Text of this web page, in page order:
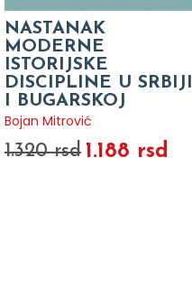
NASTANAK
MODERNE
ISTORIJSKE
DISCIPLINE U SRBIJI
I BUGARSKOJ
Bojan Mitrović
1.320 rsd 1.188 rsd